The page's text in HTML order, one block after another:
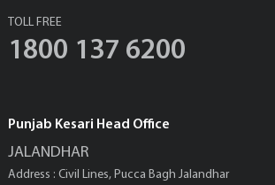
TOLL FREE
1800 137 6200
Punjab Kesari Head Office
JALANDHAR
Address : Civil Lines, Pucca Bagh Jalandhar